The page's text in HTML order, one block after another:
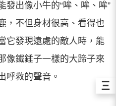
發出像小牛的“哞、哞、哞”
，不但身材很高、看得也
它發現遠處的敵人時，能
像鐵錘子一樣的大蹄子來
呼救的聲音。
Ξ